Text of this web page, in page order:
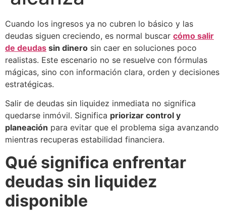
Cuando los ingresos ya no cubren lo básico y las
deudas siguen creciendo, es normal buscar cómo salir
de deudas sin dinero sin caer en soluciones poco
realistas. Este escenario no se resuelve con fórmulas
mágicas, sino con información clara, orden y decisiones
estratégicas.
Salir de deudas sin liquidez inmediata no significa
quedarse inmóvil. Significa priorizar control y
planeación para evitar que el problema siga avanzando
mientras recuperas estabilidad financiera.
Qué significa enfrentar
deudas sin liquidez
disponible